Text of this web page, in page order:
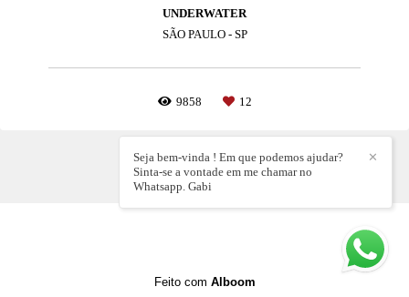
UNDERWATER
SÃO PAULO - SP
9858 12
✕
Seja bem-vinda ! Em que podemos ajudar?
Sinta-se a vontade em me chamar no
Whatsapp. Gabi
Feito com Alboom